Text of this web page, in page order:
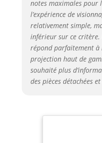
fin de 1 cm,
que les cadres
maximise
renforce
permettant de
entièrement
notes maximales pour
l’expérience de
relativement simple,
inférieur sur ce critère.
répond parfaitement à
projection haut de
souhaité plus
des pièces détachées